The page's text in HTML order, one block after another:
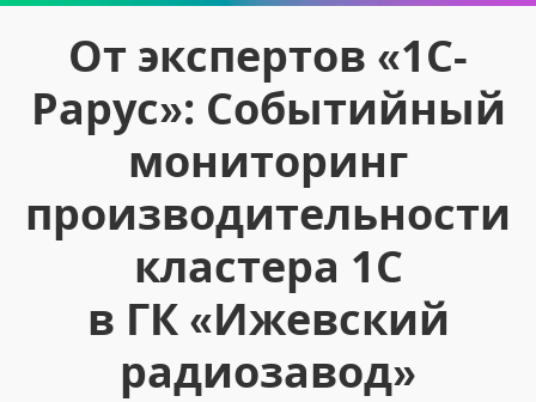
От экспертов «1С-
Рарус»: Событийный
мониторинг
производительности
кластера 1С
в ГК «Ижевский
радиозавод»